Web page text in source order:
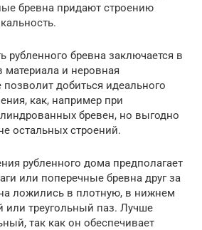
бревна придают строению
рубленного бревна заключается в
материала и неровная
позволит добиться идеального
как, например при
бревен, но выгодно
остальных строений.
рубленного дома предполагает
или поперечные бревна друг за
ложились в плотную, в нижнем
треугольный паз. Лучше
так как он обеспечивает